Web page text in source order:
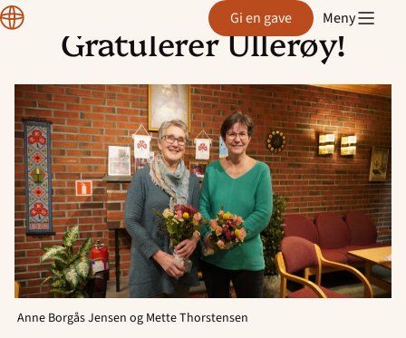
innhold
Region
Østfold Gi en gave Meny
Gratulerer Ullerøy!
Anne Borgås Jensen og Mette Thorstensen